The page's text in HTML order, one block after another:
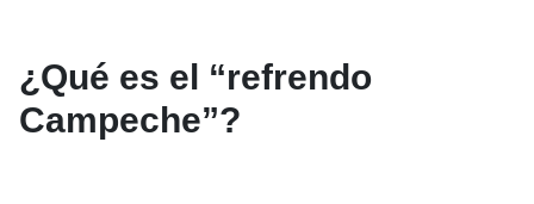
¿Qué es el “refrendo
Campeche”?